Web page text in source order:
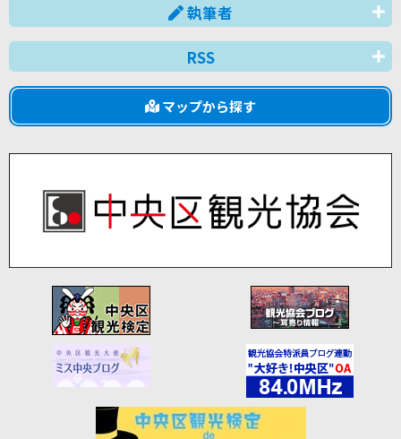
執筆者
RSS
マップから探す